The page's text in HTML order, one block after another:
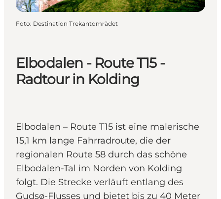
Elbodalen - Route T15 -
Radtour in Kolding
Elbodalen – Route T15 ist eine malerische
15,1 km lange Fahrradroute, die der
regionalen Route 58 durch das schöne
Elbodalen-Tal im Norden von Kolding
folgt. Die Strecke verläuft entlang des
Gudsø-Flusses und bietet bis zu 40 Meter
Foto: Destination Trekantområdet